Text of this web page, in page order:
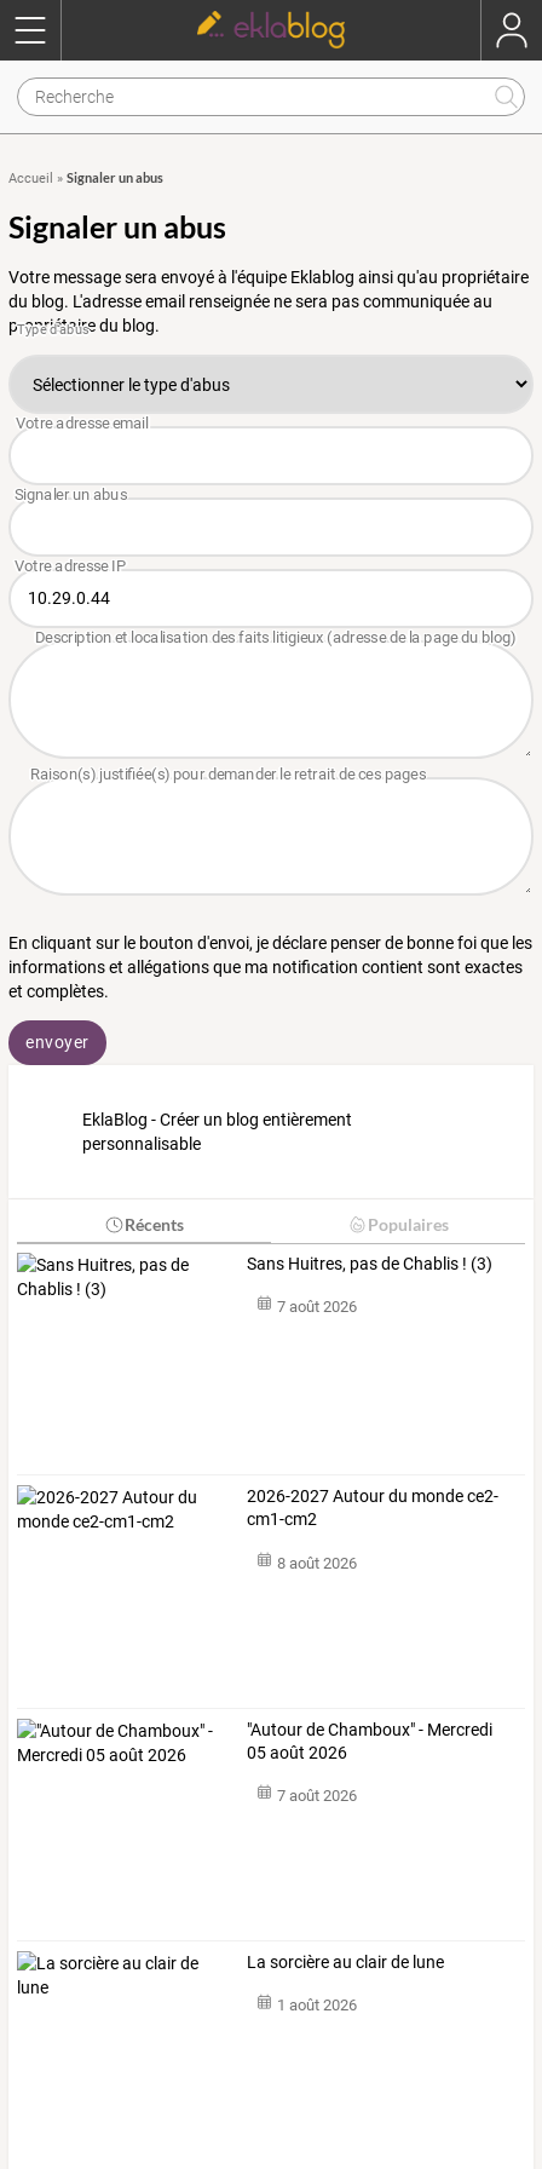
Accueil » Signaler un abus
Signaler un abus
Votre message sera envoyé à l'équipe Eklablog ainsi qu'au propriétaire
du blog. L'adresse email renseignée ne sera pas communiquée au
propriétaire du blog.
En cliquant sur le bouton d'envoi, je déclare penser de bonne foi que les
informations et allégations que ma notification contient sont exactes
et complètes.
envoyer
EklaBlog - Créer un blog entièrement
personnalisable
Récents Populaires
Sans Huitres, pas de Chablis ! (3)
7 août 2026
2026-2027 Autour du monde ce2-
cm1-cm2
8 août 2026
"Autour de Chamboux" - Mercredi
05 août 2026
7 août 2026
La sorcière au clair de lune
1 août 2026